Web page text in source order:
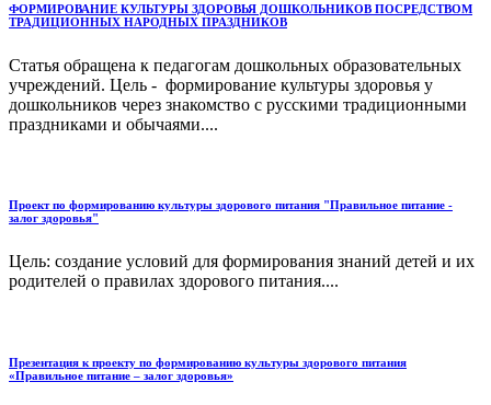
ФОРМИРОВАНИЕ КУЛЬТУРЫ ЗДОРОВЬЯ ДОШКОЛЬНИКОВ ПОСРЕДСТВОМ
ТРАДИЦИОННЫХ НАРОДНЫХ ПРАЗДНИКОВ
Статья обращена к педагогам дошкольных образовательных
учреждений. Цель - формирование культуры здоровья у
дошкольников через знакомство с русскими традиционными
праздниками и обычаями....
Проект по формированию культуры здорового питания "Правильное питание -
залог здоровья"
Цель: создание условий для формирования знаний детей и их
родителей о правилах здорового питания....
Презентация к проекту по формированию культуры здорового питания
«Правильное питание – залог здоровья»